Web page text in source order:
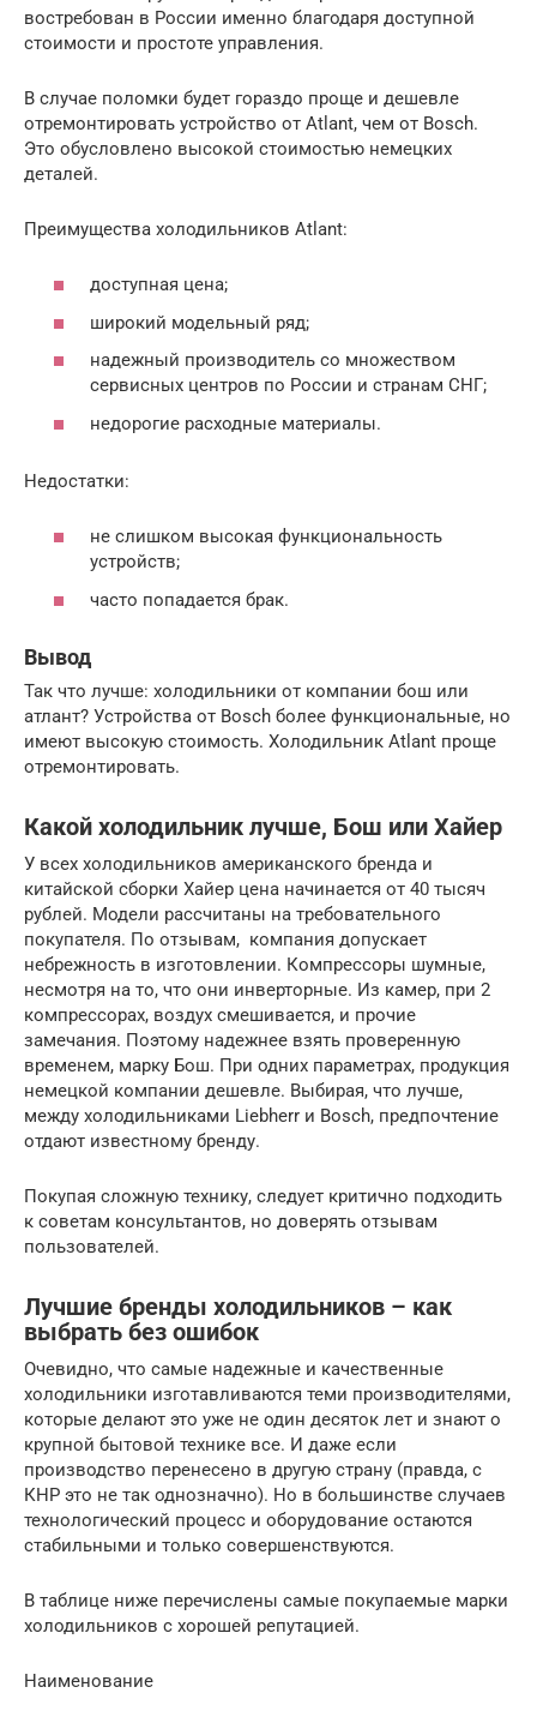
востребован в России именно благодаря доступной
стоимости и простоте управления.
В случае поломки будет гораздо проще и дешевле
отремонтировать устройство от Atlant, чем от Bosch.
Это обусловлено высокой стоимостью немецких
деталей.
Преимущества холодильников Atlant:
доступная цена;
широкий модельный ряд;
надежный производитель со множеством
сервисных центров по России и странам СНГ;
недорогие расходные материалы.
Недостатки:
не слишком высокая функциональность
устройств;
часто попадается брак.
Вывод
Так что лучше: холодильники от компании бош или
атлант? Устройства от Bosch более функциональные, но
имеют высокую стоимость. Холодильник Atlant проще
отремонтировать.
Какой холодильник лучше, Бош или Хайер
У всех холодильников американского бренда и
китайской сборки Хайер цена начинается от 40 тысяч
рублей. Модели рассчитаны на требовательного
покупателя. По отзывам, компания допускает
небрежность в изготовлении. Компрессоры шумные,
несмотря на то, что они инверторные. Из камер, при 2
компрессорах, воздух смешивается, и прочие
замечания. Поэтому надежнее взять проверенную
временем, марку Бош. При одних параметрах, продукция
немецкой компании дешевле. Выбирая, что лучше,
между холодильниками Liebherr и Bosch, предпочтение
отдают известному бренду.
Покупая сложную технику, следует критично подходить
к советам консультантов, но доверять отзывам
пользователей.
Лучшие бренды холодильников – как
выбрать без ошибок
Очевидно, что самые надежные и качественные
холодильники изготавливаются теми производителями,
которые делают это уже не один десяток лет и знают о
крупной бытовой технике все. И даже если
производство перенесено в другую страну (правда, с
КНР это не так однозначно). Но в большинстве случаев
технологический процесс и оборудование остаются
стабильными и только совершенствуются.
В таблице ниже перечислены самые покупаемые марки
холодильников с хорошей репутацией.
Наименование